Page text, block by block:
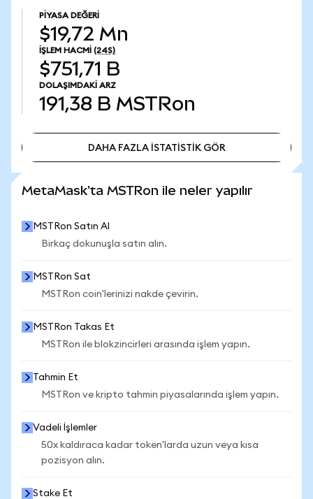
PIYASA DEĞERI
$19,72 Mn
İŞLEM HACMI (24S)
$751,71 B
DOLAŞIMDAKI ARZ
191,38 B MSTRon
DAHA FAZLA İSTATİSTİK GÖR
MetaMask'ta MSTRon ile neler yapılır
MSTRon Satın Al
Birkaç dokunuşla satın alın.
MSTRon Sat
MSTRon coin'lerinizi nakde çevirin.
MSTRon Takas Et
MSTRon ile blokzincirleri arasında işlem yapın.
Tahmin Et
MSTRon ve kripto tahmin piyasalarında işlem yapın.
Vadeli İşlemler
50x kaldıraca kadar token'larda uzun veya kısa
pozisyon alın.
Stake Et